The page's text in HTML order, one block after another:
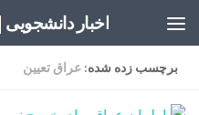
اخبار دانشجویی | ICN
برچسب زده شده: عراق تعیین